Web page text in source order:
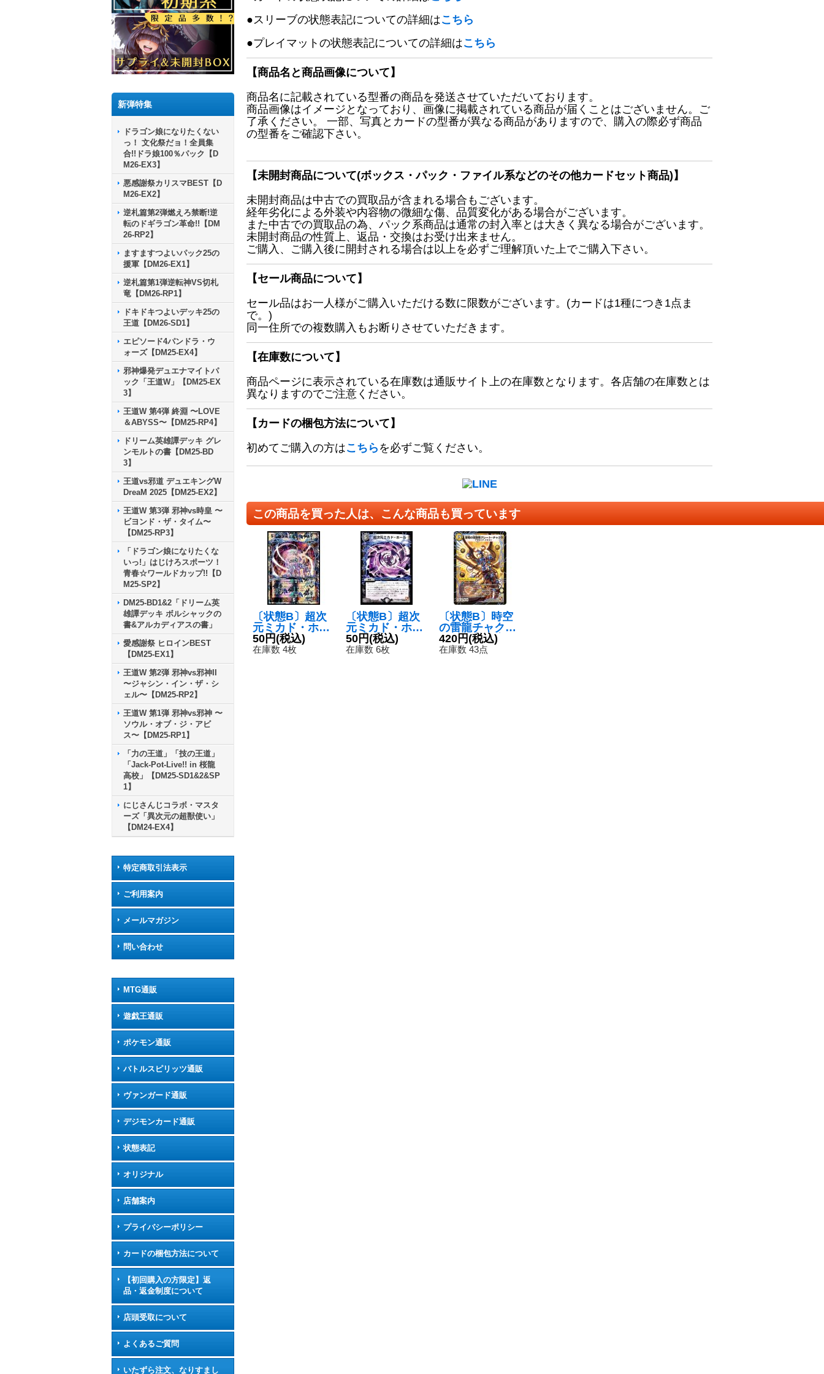
新弾特集
ドラゴン娘になりたくない
っ！ 文化祭だョ！全員集
合!!ドラ娘100％パック【D
M26-EX3】
悪感謝祭カリスマBEST【D
M26-EX2】
逆札篇第2弾燃えろ禁断!逆
転のドギラゴン革命!!【DM
26-RP2】
ますますつよいパック25の
援軍【DM26-EX1】
逆札篇第1弾逆転神VS切札
竜【DM26-RP1】
ドキドキつよいデッキ25の
王道【DM26-SD1】
エピソード4パンドラ・ウ
ォーズ【DM25-EX4】
邪神爆発デュエナマイトパ
ック「王道W」【DM25-EX
3】
王道W 第4弾 終淵 〜LOVE
＆ABYSS〜【DM25-RP4】
ドリーム英雄譚デッキ グレ
ンモルトの書【DM25-BD
3】
王道vs邪道 デュエキングW
DreaM 2025【DM25-EX2】
王道W 第3弾 邪神vs時皇 〜
ビヨンド・ザ・タイム〜
【DM25-RP3】
「ドラゴン娘になりたくな
いっ!」はじけろスポーツ！
青春☆ワールドカップ!!【D
M25-SP2】
DM25-BD1&2「ドリーム英
雄譚デッキ ボルシャックの
書&アルカディアスの書」
愛感謝祭 ヒロインBEST
【DM25-EX1】
王道W 第2弾 邪神vs邪神II
〜ジャシン・イン・ザ・シ
ェル〜【DM25-RP2】
王道W 第1弾 邪神vs邪神 〜
ソウル・オブ・ジ・アビ
ス〜【DM25-RP1】
「力の王道」「技の王道」
「Jack-Pot-Live!! in 桜龍
高校」【DM25-SD1&2&SP
1】
にじさんじコラボ・マスタ
ーズ「異次元の超獣使い」
【DM24-EX4】
特定商取引法表示
ご利用案内
メールマガジン
問い合わせ
MTG通販
遊戯王通販
ポケモン通販
バトルスピリッツ通販
ヴァンガード通販
デジモンカード通販
状態表記
オリジナル
店舗案内
プライバシーポリシー
カードの梱包方法について
【初回購入の方限定】返
品・返金制度について
店頭受取について
よくあるご質問
いたずら注文、なりすまし
●スリーブの状態表記についての詳細はこちら
●プレイマットの状態表記についての詳細はこちら
【商品名と商品画像について】
商品名に記載されている型番の商品を発送させていただいております。
商品画像はイメージとなっており、画像に掲載されている商品が届くことはございません。ご
了承ください。 一部、写真とカードの型番が異なる商品がありますので、購入の際必ず商品
の型番をご確認下さい。
【未開封商品について(ボックス・パック・ファイル系などのその他カードセット商品)】
未開封商品は中古での買取品が含まれる場合もございます。
経年劣化による外装や内容物の微細な傷、品質変化がある場合がございます。
また中古での買取品の為、パック系商品は通常の封入率とは大きく異なる場合がございます。
未開封商品の性質上、返品・交換はお受け出来ません。
ご購入、ご購入後に開封される場合は以上を必ずご理解頂いた上でご購入下さい。
【セール商品について】
セール品はお一人様がご購入いただける数に限数がございます。(カードは1種につき1点ま
で。)
同一住所での複数購入もお断りさせていただきます。
【在庫数について】
商品ページに表示されている在庫数は通販サイト上の在庫数となります。各店舗の在庫数とは
異なりますのでご注意ください。
【カードの梱包方法について】
初めてご購入の方はこちら を必ずご覧ください。
この商品を買った人は、こんな商品も買っています
〔状態B〕超次
元ミカド・ホー
ル【-】{DMC63
4/19}《闇》
50円(税込)
在庫数 4枚
〔状態B〕超次
元ミカド・ホー
ル【U】{DMD0
413/15}《闇》
50円(税込)
在庫数 6枚
〔状態B〕時空
の雷龍チャクラ/
雷電の覚醒者グ
レート・チャク
420円(税込)
在庫数 43点